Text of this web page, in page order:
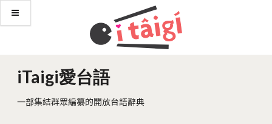
iTaigi愛台語
一部集結群眾編纂的開放台語辭典